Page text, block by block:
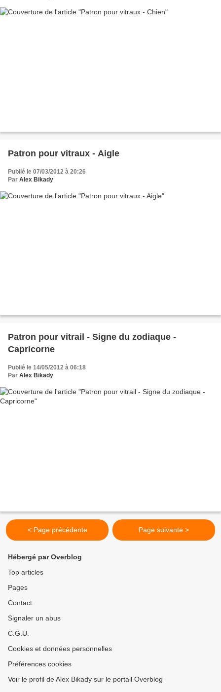
Patron pour vitraux - Aigle
Publié le 07/03/2012 à 20:26
Par Alex Bikady
Patron pour vitrail - Signe du zodiaque -
Capricorne
Publié le 14/05/2012 à 06:18
Par Alex Bikady
< Page précédente Page suivante >
Hébergé par Overblog
Top articles
Pages
Contact
Signaler un abus
C.G.U.
Cookies et données personnelles
Préférences cookies
Voir le profil de Alex Bikady sur le portail Overblog